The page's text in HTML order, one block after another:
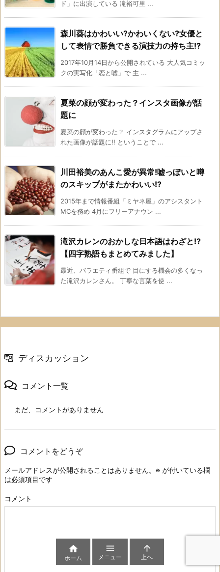
ド」に出演している 滝裕可里 ...
森川葵はかわいい?かわいくない?女優と
して表情で勝負できる演技力の持ち主!?
2017年10月14日から公開されている 大人気コミッ
クの実写化「恋と嘘」で 主 ...
夏菜の顔が変わった？インスタ画像が話
題に
夏菜の顔が変わった？ インスタグラムにアップさ
れた画像が話題に!! ということで ...
川田裕美のあんこ愛が異常!嘘っぽいと噂
のスキップがまたかわいい!?
2015年まで情報番組「ミヤネ屋」のアシスタント
MCを務め 4月にフリーアナウン ...
滝沢カレンのおかしな日本語はわざと!?
【四字熟語もまとめてみました】
最近、バラエティ番組で 目にする機会の多くなっ
た滝沢カレンさん。 丁寧な言葉を使 ...
ディスカッション
コメント一覧
まだ、コメントがありません
コメントをどうぞ
メールアドレスが公開されることはありません。 ※ が付いている欄
は必須項目です
コメント

ホーム

メニュー

上へ